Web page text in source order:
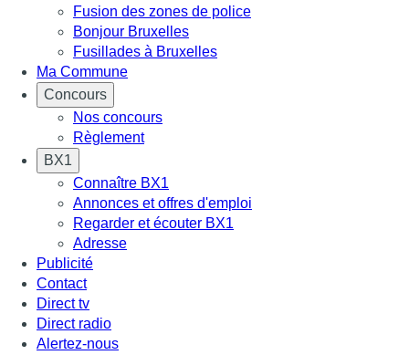
Fusion des zones de police
Bonjour Bruxelles
Fusillades à Bruxelles
Ma Commune
Concours
Nos concours
Règlement
BX1
Connaître BX1
Annonces et offres d'emploi
Regarder et écouter BX1
Adresse
Publicité
Contact
Direct tv
Direct radio
Alertez-nous